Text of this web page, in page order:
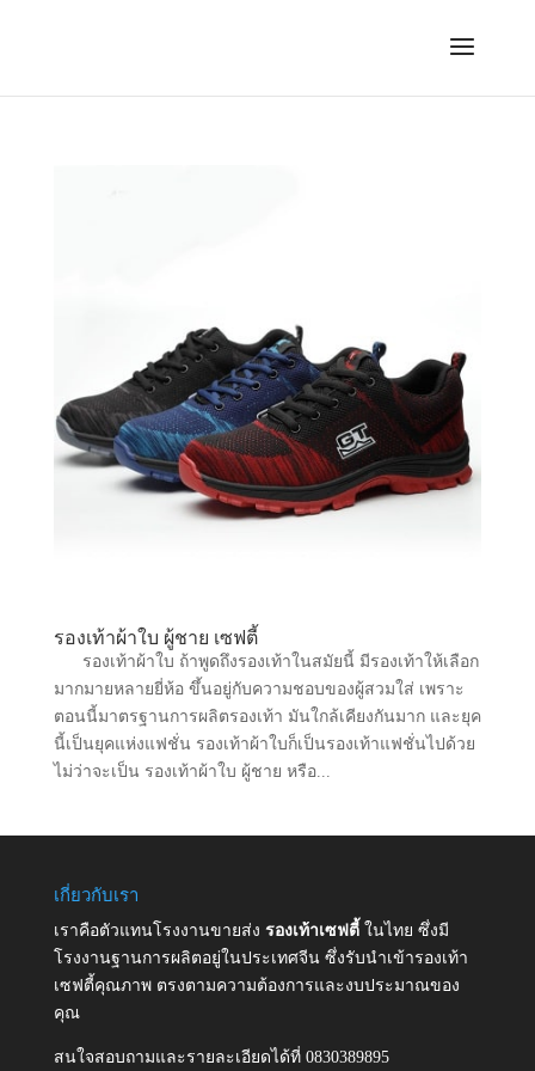
รองเท้าผ้าใบ ผู้ชาย เซฟตี้
รองเท้าผ้าใบ ถ้าพูดถึงรองเท้าในสมัยนี้ มีรองเท้าให้เลือก
มากมายหลายยี่ห้อ ขึ้นอยู่กับความชอบของผู้สวมใส่ เพราะ
ตอนนี้มาตรฐานการผลิตรองเท้า มันใกล้เคียงกันมาก และยุค
นี้เป็นยุคแห่งแฟชั่น รองเท้าผ้าใบก็เป็นรองเท้าแฟชั่นไปด้วย
ไม่ว่าจะเป็น รองเท้าผ้าใบ ผู้ชาย หรือ...
เกี่ยวกับเรา
เราคือตัวแทนโรงงานขายส่ง รองเท้าเซฟตี้ ในไทย ซึ่งมี
โรงงานฐานการผลิตอยู่ในประเทศจีน ซึ่งรับนำเข้ารองเท้า
เซฟตี้คุณภาพ ตรงตามความต้องการและงบประมาณของ
คุณ
สนใจสอบถามและรายละเอียดได้ที่ 0830389895